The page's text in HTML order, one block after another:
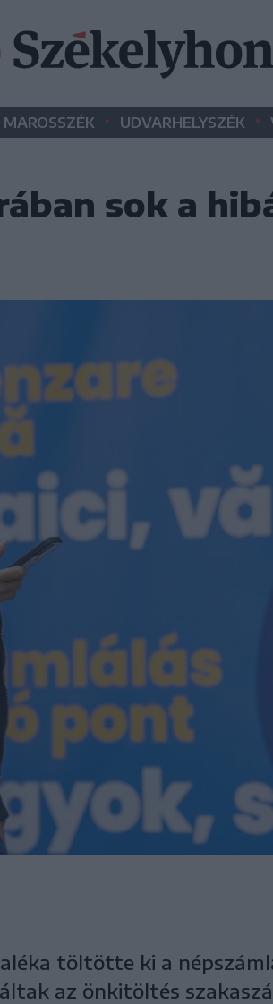
MAROSSZÉK • UDVARHELYSZÉK •
sok a
töltötte ki a
az önkitöltés